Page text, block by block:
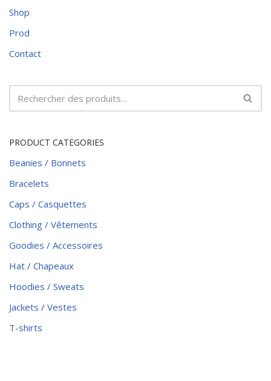
Shop
Prod
Contact
PRODUCT CATEGORIES
Beanies / Bonnets
Bracelets
Caps / Casquettes
Clothing / Vêtements
Goodies / Accessoires
Hat / Chapeaux
Hoodies / Sweats
Jackets / Vestes
T-shirts